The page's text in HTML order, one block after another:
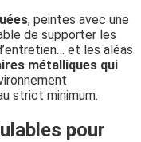
, peintes avec une
de supporter les
et les aléas
métalliques qui
strict minimum.
pour